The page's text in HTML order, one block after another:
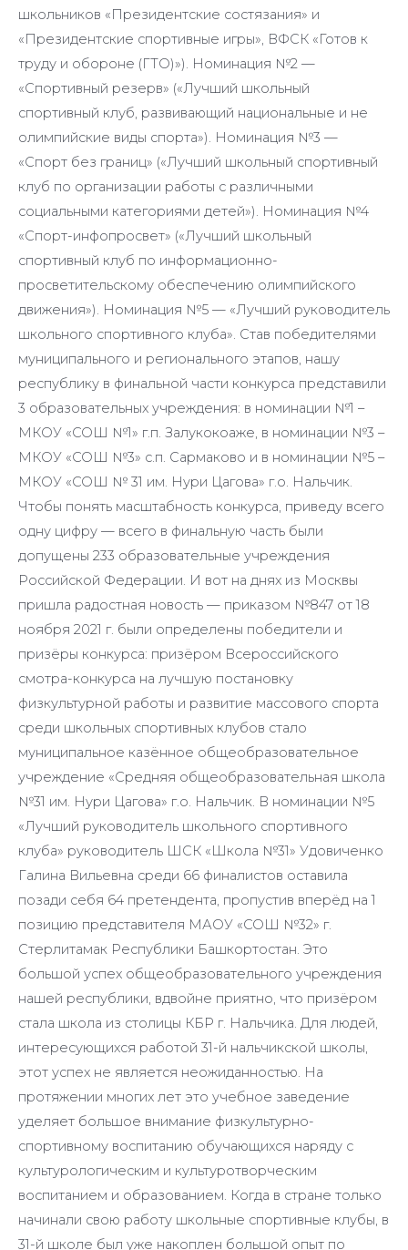
школьников «Президентские состязания» и
«Президентские спортивные игры», ВФСК «Готов к
труду и обороне (ГТО)»). Номинация №2 —
«Спортивный резерв» («Лучший школьный
спортивный клуб, развивающий национальные и не
олимпийские виды спорта»). Номинация №3 —
«Спорт без границ» («Лучший школьный спортивный
клуб по организации работы с различными
социальными категориями детей»). Номинация №4
«Спорт-инфопросвет» («Лучший школьный
спортивный клуб по информационно-
просветительскому обеспечению олимпийского
движения»). Номинация №5 — «Лучший руководитель
школьного спортивного клуба». Став победителями
муниципального и регионального этапов, нашу
республику в финальной части конкурса представили
3 образовательных учреждения: в номинации №1 –
МКОУ «СОШ №1» г.п. Залукокоаже, в номинации №3 –
МКОУ «СОШ №3» с.п. Сармаково и в номинации №5 –
МКОУ «СОШ № 31 им. Нури Цагова» г.о. Нальчик.
Чтобы понять масштабность конкурса, приведу всего
одну цифру — всего в финальную часть были
допущены 233 образовательные учреждения
Российской Федерации. И вот на днях из Москвы
пришла радостная новость — приказом №847 от 18
ноября 2021 г. были определены победители и
призёры конкурса: призёром Всероссийского
смотра-конкурса на лучшую постановку
физкультурной работы и развитие массового спорта
среди школьных спортивных клубов стало
муниципальное казённое общеобразовательное
учреждение «Средняя общеобразовательная школа
№31 им. Нури Цагова» г.о. Нальчик. В номинации №5
«Лучший руководитель школьного спортивного
клуба» руководитель ШСК «Школа №31» Удовиченко
Галина Вильевна среди 66 финалистов оставила
позади себя 64 претендента, пропустив вперёд на 1
позицию представителя МАОУ «СОШ №32» г.
Стерлитамак Республики Башкортостан. Это
большой успех общеобразовательного учреждения
нашей республики, вдвойне приятно, что призёром
стала школа из столицы КБР г. Нальчика. Для людей,
интересующихся работой 31-й нальчикской школы,
этот успех не является неожиданностью. На
протяжении многих лет это учебное заведение
уделяет большое внимание физкультурно-
спортивному воспитанию обучающихся наряду с
культурологическим и культуротворческим
воспитанием и образованием. Когда в стране только
начинали свою работу школьные спортивные клубы, в
31-й школе был уже накоплен большой опыт по